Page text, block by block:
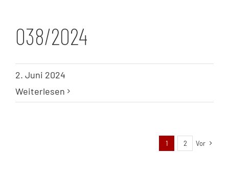
038/2024
2. Juni 2024
Weiterlesen
1 2 Vor